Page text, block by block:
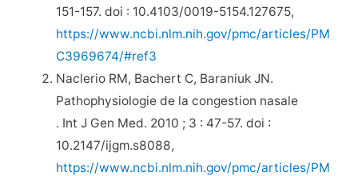
151-157. doi : 10.4103/0019-5154.127675,
https://www.ncbi.nlm.nih.gov/pmc/articles/PM
C3969674/#ref3
Naclerio RM, Bachert C, Baraniuk JN.
Pathophysiologie de la congestion nasale
. Int J Gen Med. 2010 ; 3 : 47-57. doi :
10.2147/ijgm.s8088,
https://www.ncbi.nlm.nih.gov/pmc/articles/PM